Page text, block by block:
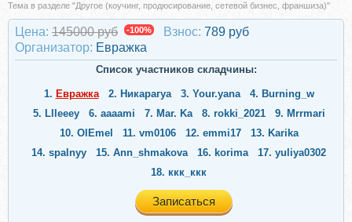
Тема в разделе "Другое (коучинг, продюсирование, сетевой бизнес, франшиза)"
Цена: 145000 руб -100% Взнос: 789 руб
Организатор: Евражкa
Список участников складчины:
1. Евражкa 2. Никарагуа 3. Your.yana 4. Burning_w
5. Llleeey 6. aaaami 7. Mar. Ka 8. rokki_2021 9. Mrrmari
10. OlEmel 11. vm0106 12. emmi17 13. Karika
14. spalnyy 15. Ann_shmakova 16. korima 17. yuliya0302
18. ккк_ккк
Записаться